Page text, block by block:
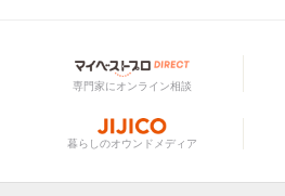
専門家にオンライン相談
暮らしのオウンドメディア